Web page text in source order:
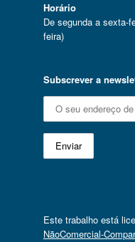
Horário
De segunda a sexta-
feira)
Subscrever a
Este trabalho está
NãoComercial-